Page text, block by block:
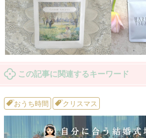
この記事に関連するキーワード
おうち時間 クリスマス